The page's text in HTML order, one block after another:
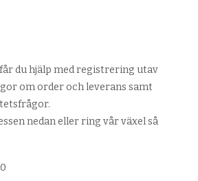
du hjälp med registrering utav
om order och leverans samt
nedan eller ring vår växel så